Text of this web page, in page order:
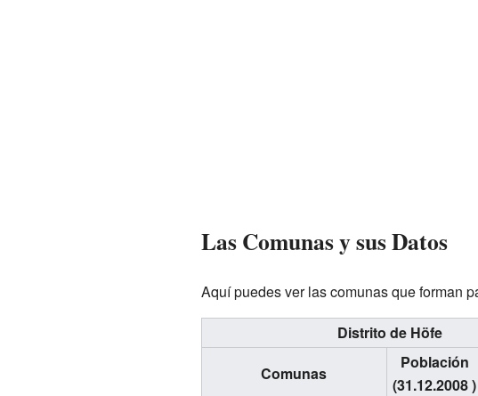
Las Comunas y sus Datos
Aquí puedes ver las comunas que forman
Distrito de Höfe
Comunas
Población
(31.12.2008 )